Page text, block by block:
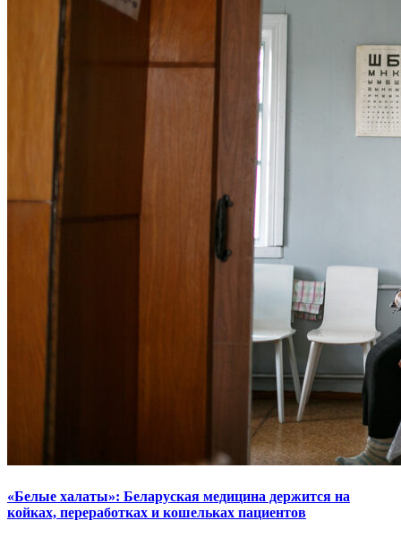
«Белые халаты»: Беларуская медицина держится на
койках, переработках и кошельках пациентов